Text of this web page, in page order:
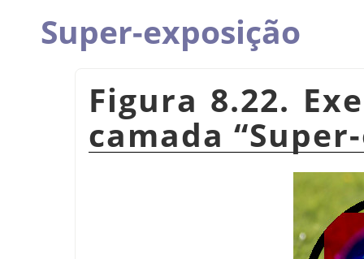
Super-exposição
Figura 8.22.
camada “